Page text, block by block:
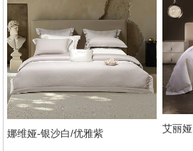
娜维娅-银沙白/优雅紫 艾丽娅